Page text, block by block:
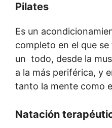
Pilates
Es un
completo en el que
un todo, desde la
a la más periférica, y
tanto la mente como
Natación